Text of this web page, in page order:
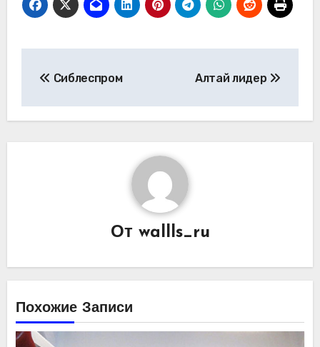
записям
Сиблеспром Алтай лидер
От wallls_ru
Похожие Записи